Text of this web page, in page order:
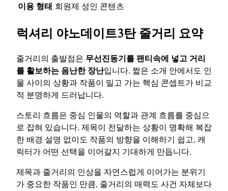
이용 형태 회원제 성인 콘텐츠
럭셔리 야노데이트3탄 줄거리 요약
줄거리의 출발점은 무선진동기를 팬티속에 넣고 거리
를 활보하는 음난한 장난입니다. 짧은 소개 안에서도 인
물 사이의 상황과 작품이 밀고 가는 핵심 콘셉트가 비교
적 분명하게 드러납니다.
스토리 흐름은 중심 인물의 역할과 관계 흐름를 중심으
로 잡혀 있습니다. 제목이 전달하는 상황이 명확해 복잡
한 배경 설명 없이도 작품의 방향을 이해하기 쉽고, 캐
릭터가 어떤 선택을 이어갈지 기대하게 만듭니다.
제목과 줄거리의 인상을 자연스럽게 이어가는 분위기
가 중요한 작품인 만큼, 줄거리의 매력도 사건 자체보다